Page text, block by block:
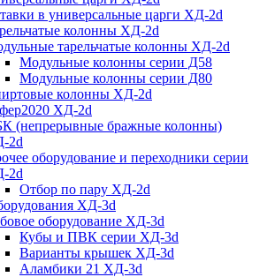
в универсальные царги ХД-2d
колонны ХД-2d
тарельчатые колонны ХД-2d
Модульные колонны серии Д58
Модульные колонны серии Д80
колонны ХД-2d
ХД-2d
(непрерывные бражные колонны)
2d
оборудование и переходники серии
2d
Отбор по пару ХД-2d
ХД-3d
оборудование ХД-3d
Кубы и ПВК серии ХД-3d
Варианты крышек ХД-3d
Аламбики 21 ХД-3d